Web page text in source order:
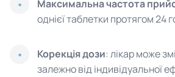
Максимальна частота
однієї таблетки протягом 24
Корекція дози: лікар може
залежно від індивідуальної